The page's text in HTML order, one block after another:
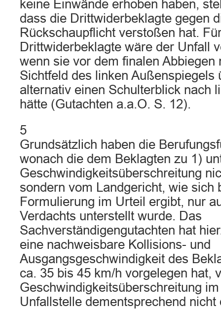
keine Einwände erhoben haben,
dass die Drittwiderbeklagte gegen
Rückschaupflicht verstoßen hat.
Drittwiderbeklagte wäre der Unfall
wenn sie vor dem finalen Abbiegen
Sichtfeld des linken Außenspiegels
alternativ einen Schulterblick nach
hätte (Gutachten a.a.O. S. 12).
5
Grundsätzlich haben die
wonach die dem Beklagten zu 1)
Geschwindigkeitsüberschreitung
sondern vom Landgericht, wie sich
Formulierung im Urteil ergibt, nur
Verdachts unterstellt wurde. Das
Sachverständigengutachten hat
eine nachweisbare Kollisions- und
Ausgangsgeschwindigkeit des
ca. 35 bis 45 km/h vorgelegen hat,
Geschwindigkeitsüberschreitung
Unfallstelle dementsprechend nicht